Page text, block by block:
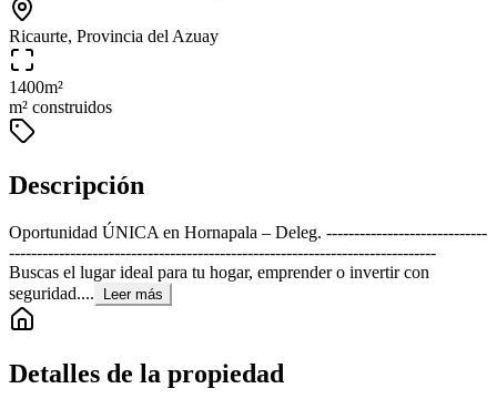
Ricaurte, Provincia del Azuay
1400m²
m² construidos
Descripción
Oportunidad ÚNICA en Hornapala – Deleg. -----------------------------
-----------------------------------------------------------------------------
Buscas el lugar ideal para tu hogar, emprender o invertir con
seguridad....
Leer más
Detalles de la propiedad